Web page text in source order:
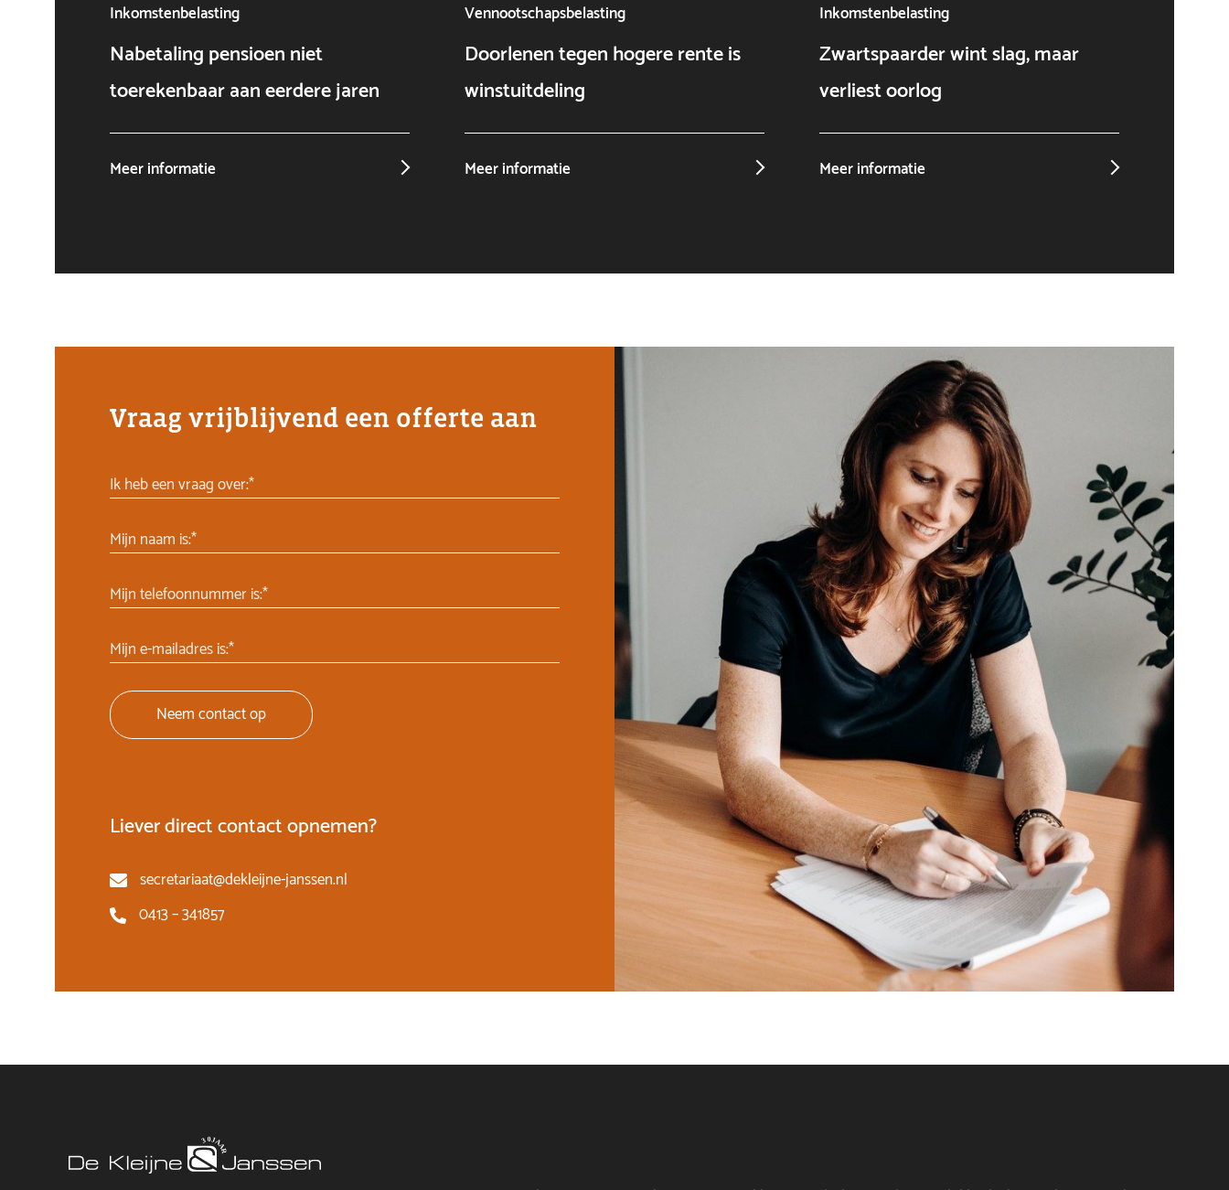
Inkomstenbelasting
Nabetaling pensioen niet
toerekenbaar aan eerdere jaren
Meer informatie
Vennootschapsbelasting
Doorlenen tegen hogere rente is
winstuitdeling
Meer informatie
Inkomstenbelasting
Zwartspaarder wint slag, maar
verliest oorlog
Meer informatie
Vraag vrijblijvend een offerte aan
Ik heb een vraag over:*
Mijn naam is:*
Mijn telefoonnummer is:*
Mijn e-mailadres is:*
Neem contact op
Liever direct contact opnemen?
secretariaat@dekleijne-janssen.nl
0413 – 341857